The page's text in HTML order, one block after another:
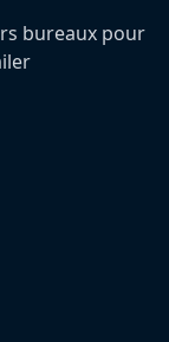
bureaux pour